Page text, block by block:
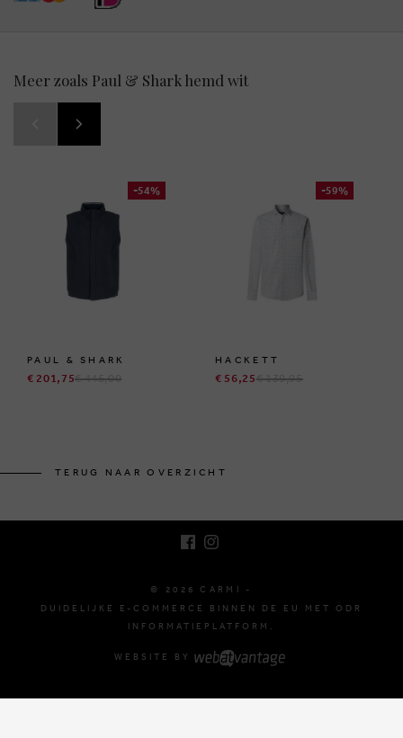
Meer zoals Paul & Shark hemd wit
-54%
PAUL & SHARK
€ 201,75€ 445,00
-59%
HACKETT
€ 56,25€ 139,95
TERUG NAAR OVERZICHT
© 2026 CARMI -
DUIDELIJKE E-COMMERCE BINNEN DE EU MET ODR
INFORMATIEPLATFORM.
WEBSITE BY